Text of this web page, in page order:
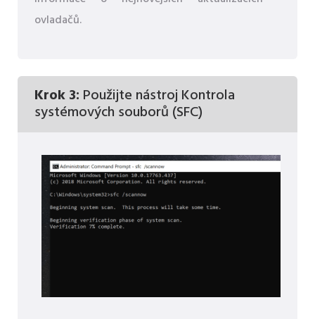
ovladačů.
Krok 3: Použijte nástroj Kontrola
systémových souborů (SFC)